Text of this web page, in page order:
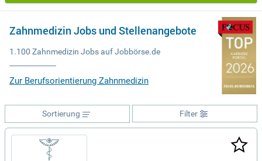
Zahnmedizin Jobs und Stellenangebote
1.100 Zahnmedizin Jobs auf Jobbörse.de
Zur Berufsorientierung Zahnmedizin
Filter
Sortierung